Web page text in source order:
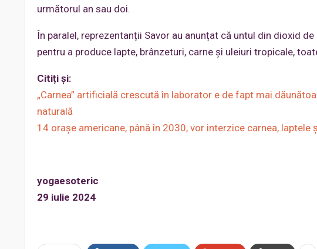
următorul an sau doi.
În paralel, reprezentanții Savor au anunțat că untul din dioxid
pentru a produce lapte, brânzeturi, carne și uleiuri tropicale,
Citiți și:
„Carnea” artificială crescută în laborator e de fapt mai
naturală
14 orașe americane, până în 2030, vor interzice carnea, laptele
yogaesoteric
29 iulie 2024